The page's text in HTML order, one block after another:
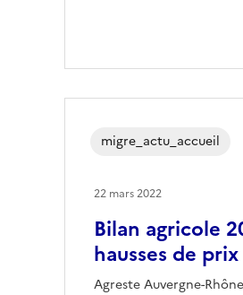
Bilan agricole
hausses de prix
Agreste Auvergne-
migre_actu_accueil
22 mars 2022